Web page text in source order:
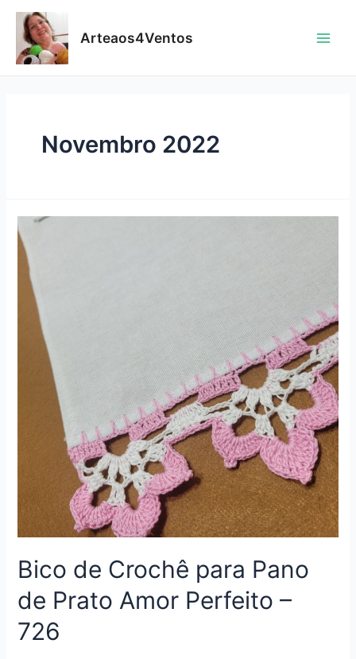
content
Arteaos4Ventos
Novembro 2022
Bico de Crochê para Pano
de Prato Amor Perfeito –
726